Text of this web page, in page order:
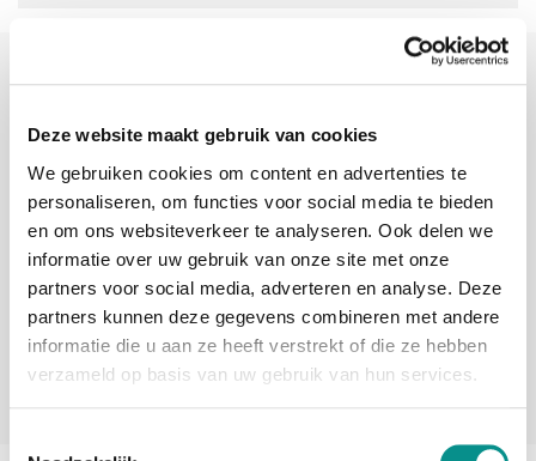
Deze website maakt gebruik van cookies
We gebruiken cookies om content en advertenties te
personaliseren, om functies voor social media te bieden
en om ons websiteverkeer te analyseren. Ook delen we
informatie over uw gebruik van onze site met onze
partners voor social media, adverteren en analyse. Deze
partners kunnen deze gegevens combineren met andere
informatie die u aan ze heeft verstrekt of die ze hebben
verzameld op basis van uw gebruik van hun services.
Vandaag besteld, morgen in huis
beoordelingen